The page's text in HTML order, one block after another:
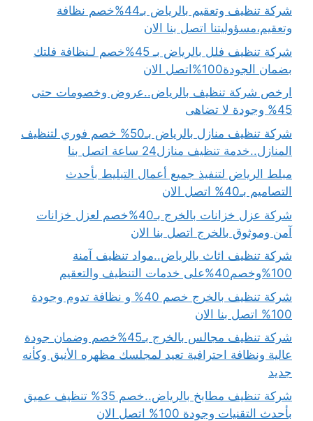
شركة تنظيف وتعقيم بالرياض بـ44%خصم نظافة
وتعقيم،مسؤوليتنا اتصل بنا الان
شركة تنظيف فلل بالرياض بـ 45%خصم لـنظافة فلتك
بضمان الجودة100%اتصل الان
ارخص شركة تنظيف بالرياض..عروض وخصومات حتى
45% وجودة لا تضاهى
شركة تنظيف منازل بالرياض بـ50% خصم فوري لتنظيف
المنازل..خدمة تنظيف منازل24 ساعة اتصل بنا
مبلط الرياض لتنفيذ جميع أعمال التبليط بأحدث
التصاميم بـ40% اتصل الان
شركة عزل خزانات بالخرج بـ40%خصم لعزل خزانات
آمن وموثوق بالخرج اتصل بنا الان
شركة تنظيف اثاث بالرياض..مواد تنظيف آمنة
100%وخصم40%على خدمات التنظيف والتعقيم
شركة تنظيف بالخرج خصم 40% و نظافة تدوم وجودة
100% اتصل بنا الان
شركة تنظيف مجالس بالخرج بـ45%خصم وضمان جودة
عالية ونظافة احترافية تعيد لمجلسك مظهره الأنيق وكأنه
جديد
شركة تنظيف مطابخ بالرياض..خصم 35% تنظيف عميق
بأحدث التقنيات وجودة 100% اتصل الان